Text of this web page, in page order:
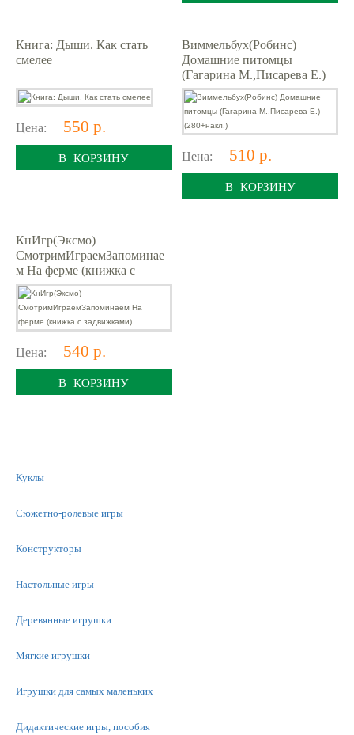
Книга: Дыши. Как стать
смелее
Цена: 550 р.
В КОРЗИНУ
Виммельбух(Робинс)
Домашние питомцы
(Гагарина М.,Писарева Е.)
(280+накл.)
Цена: 510 р.
В КОРЗИНУ
КнИгр(Эксмо)
СмотримИграемЗапоминае
м На ферме (книжка с
задвижками)
Цена: 540 р.
В КОРЗИНУ
Куклы
Сюжетно-ролевые игры
Конструкторы
Настольные игры
Деревянные игрушки
Мягкие игрушки
Игрушки для самых маленьких
Дидактические игры, пособия